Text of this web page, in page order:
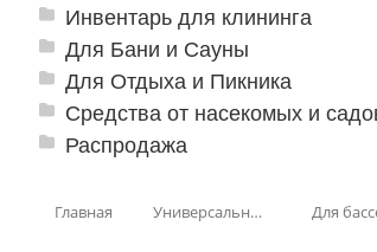
Инвентарь для клининга
Для Бани и Сауны
Для Отдыха и Пикника
Средства от насекомых и
Распродажа
Главная Универсальные модульные покрытия